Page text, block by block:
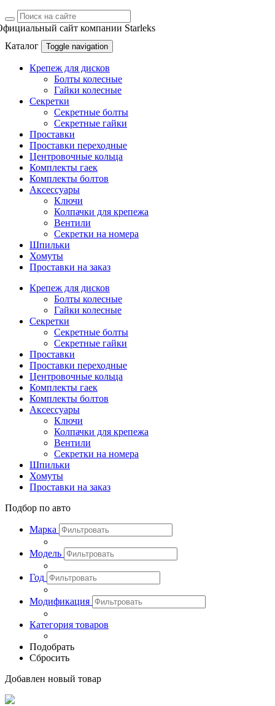
сайт компании Starleks
Каталог
Toggle navigation
Крепеж для дисков
Болты колесные
Гайки колесные
Секретки
Секретные болты
Секретные гайки
Проставки
Проставки переходные
Центровочные кольца
Комплекты гаек
Комплекты болтов
Аксессуары
Ключи
Колпачки для крепежа
Вентили
Секретки на номера
Шпильки
Хомуты
Проставки на заказ
Крепеж для дисков
Болты колесные
Гайки колесные
Секретки
Секретные болты
Секретные гайки
Проставки
Проставки переходные
Центровочные кольца
Комплекты гаек
Комплекты болтов
Аксессуары
Ключи
Колпачки для крепежа
Вентили
Секретки на номера
Шпильки
Хомуты
Проставки на заказ
Подбор по авто
Марка
Модель
Год
Модификация
Категория товаров
Подобрать
Сбросить
Добавлен новый товар